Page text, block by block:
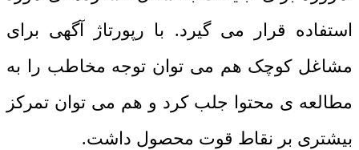
استفاده قرار می گیرد. با رپورتاژ آگهی برای
مشاغل کوچک هم می توان توجه مخاطب را به
مطالعه ی محتوا جلب کرد و هم می توان تمرکز
بیشتری بر نقاط قوت محصول داشت.